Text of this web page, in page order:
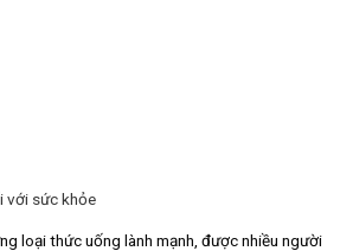
với sức khỏe
loại thức uống lành mạnh, được nhiều người